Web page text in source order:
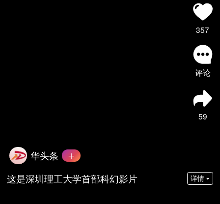
357
评论
59
华头条
这是深圳理工大学首部科幻影片
详情